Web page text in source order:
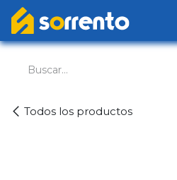
Ir al contenido
Todos los productos